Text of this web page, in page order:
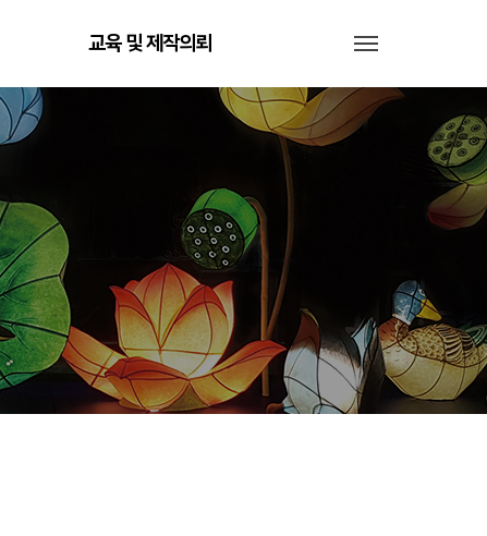
교육 및 제작의뢰